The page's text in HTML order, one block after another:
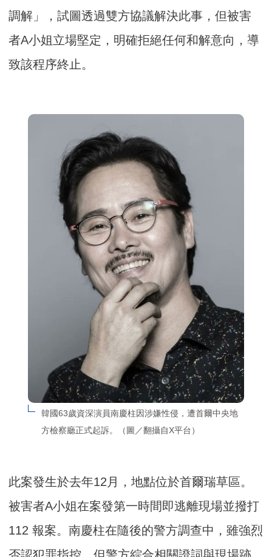
調解」，試圖透過雙方協議解決此事，但被害
者A小姐立場堅定，明確拒絕任何和解意向，導
致該程序終止。
韓國63歲資深演員南慶柱因涉嫌性侵，遭首爾中央地
方檢察廳正式起訴。（圖／翻攝自X平台）
此案發生於去年12月，地點位於首爾瑞草區。
被害者A小姐在案發第一時間即逃離現場並撥打
112 報案。南慶柱在隨後的警方調查中，雖強烈